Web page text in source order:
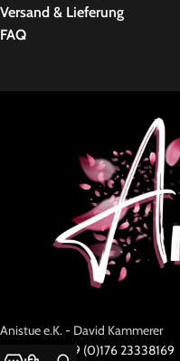
Versand & Lieferung
FAQ
Anistue e.K. - David Kammerer
WhatsApp +49 (0)176 23338169